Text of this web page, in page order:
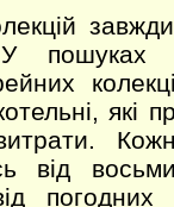
пошуках
які
від